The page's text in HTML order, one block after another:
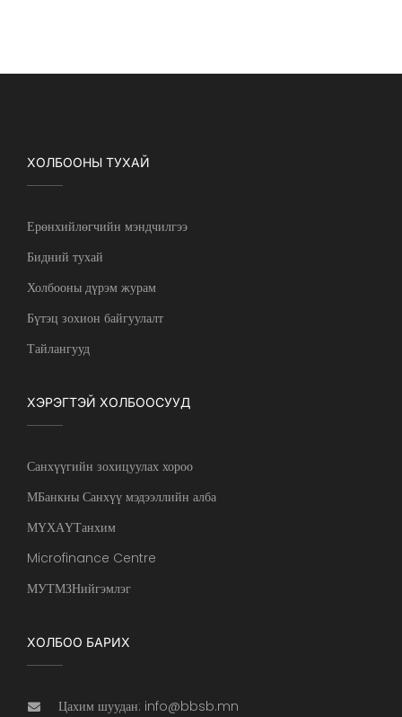
ХОЛБООНЫ ТУХАЙ
Ерөнхийлөгчийн мэндчилгээ
Бидний тухай
Холбооны дүрэм журам
Бүтэц зохион байгуулалт
Тайлангууд
ХЭРЭГТЭЙ ХОЛБООСУУД
Санхүүгийн зохицуулах хороо
МБанкны Санхүү мэдээллийн алба
МҮХАҮТанхим
Microfinance Centre
МУТМЗНийгэмлэг
ХОЛБОО БАРИХ
Цахим шуудан: info@bbsb.mn